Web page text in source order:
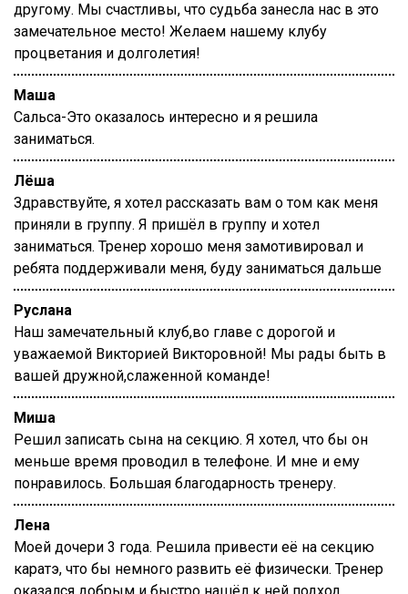
другому. Мы счастливы, что судьба занесла нас в это
замечательное место! Желаем нашему клубу
процветания и долголетия!
Маша
Сальса-Это оказалось интересно и я решила
заниматься.
Лёша
Здравствуйте, я хотел рассказать вам о том как меня
приняли в группу. Я пришёл в группу и хотел
заниматься. Тренер хорошо меня замотивировал и
ребята поддерживали меня, буду заниматься дальше
Руслана
Наш замечательный клуб,во главе с дорогой и
уважаемой Викторией Викторовной! Мы рады быть в
вашей дружной,слаженной команде!
Миша
Решил записать сына на секцию. Я хотел, что бы он
меньше время проводил в телефоне. И мне и ему
понравилось. Большая благодарность тренеру.
Лена
Моей дочери 3 года. Решила привести её на секцию
каратэ, что бы немного развить её физически. Тренер